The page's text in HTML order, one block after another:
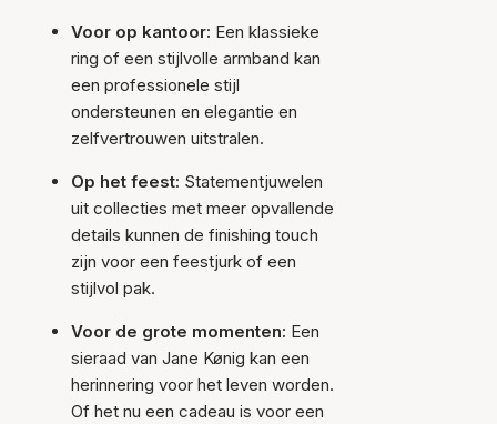
Voor op kantoor: Een klassieke
ring of een stijlvolle armband kan
een professionele stijl
ondersteunen en elegantie en
zelfvertrouwen uitstralen.
Op het feest: Statementjuwelen
uit collecties met meer opvallende
details kunnen de finishing touch
zijn voor een feestjurk of een
stijlvol pak.
Voor de grote momenten: Een
sieraad van Jane Kønig kan een
herinnering voor het leven worden.
Of het nu een cadeau is voor een